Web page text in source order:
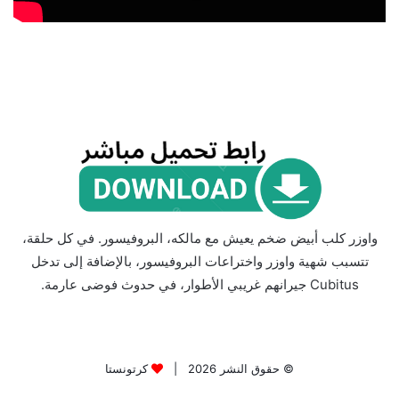
واوزر كلب أبيض ضخم يعيش مع مالكه، البروفيسور. في كل حلقة،
تتسبب شهية واوزر واختراعات البروفيسور، بالإضافة إلى تدخل
Cubitus جيرانهم غريبي الأطوار، في حدوث فوضى عارمة.
© حقوق النشر 2026 | كرتونستا